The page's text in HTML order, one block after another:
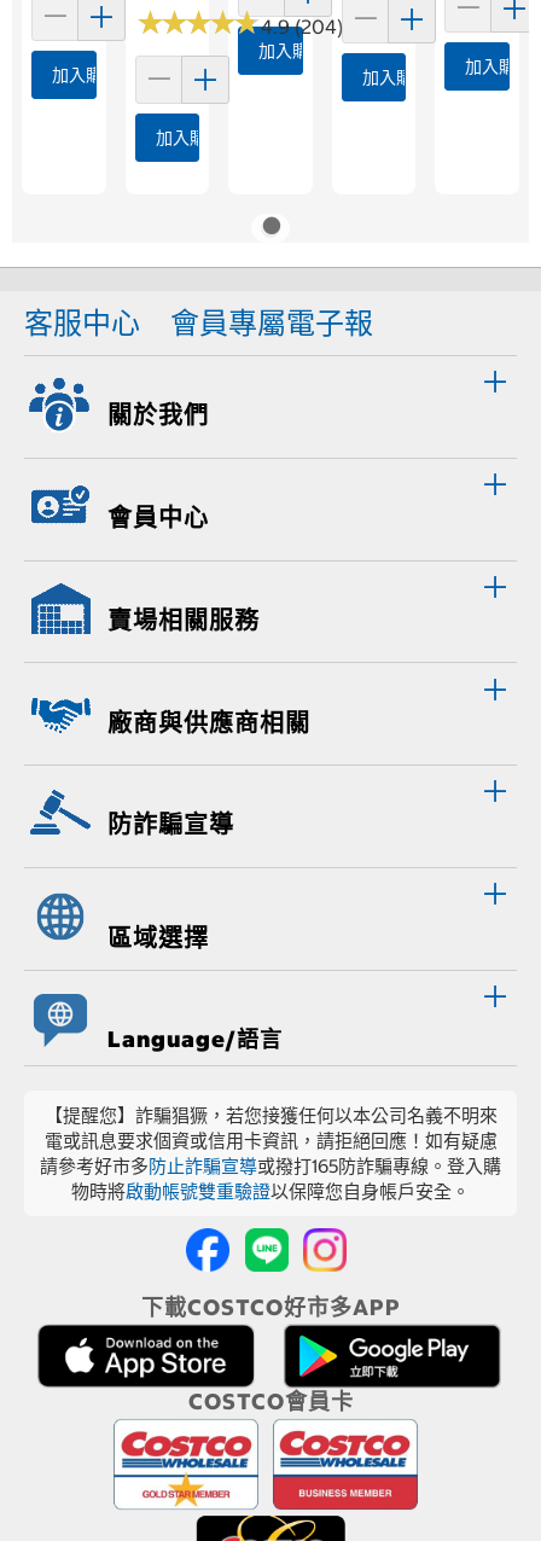
加入購物車
★★★★★
★★★★★4.9 (204)
加入購物車
加入購物車
加入購物車 加入購物
客服中心 會員專屬電子報
關於我們
會員中心
賣場相關服務
廠商與供應商相關
防詐騙宣導
區域選擇
Language/語言
【提醒您】詐騙猖獗，若您接獲任何以本公司名義不明來
電或訊息要求個資或信用卡資訊，請拒絕回應！如有疑慮
請參考好市多防止詐騙宣導或撥打165防詐騙專線。登入購
物時將啟動帳號雙重驗證以保障您自身帳戶安全。
下載COSTCO好市多APP
COSTCO會員卡